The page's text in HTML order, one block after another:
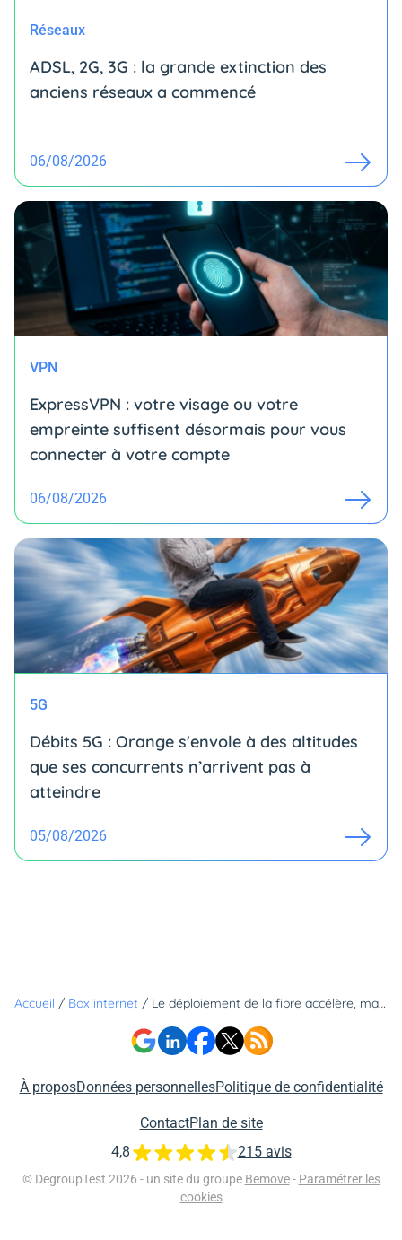
Réseaux
ADSL, 2G, 3G : la grande extinction des
anciens réseaux a commencé
06/08/2026
VPN
ExpressVPN : votre visage ou votre
empreinte suffisent désormais pour vous
connecter à votre compte
06/08/2026
5G
Débits 5G : Orange s'envole à des altitudes
que ses concurrents n’arrivent pas à
atteindre
05/08/2026
Accueil / Box internet / Le déploiement de la fibre accélère, mais patine dans les grandes villes
À proposDonnées personnellesPolitique de confidentialité
ContactPlan de site
© DegroupTest 2026 - un site du groupe Bemove - Paramétrer les
cookies
4,8 215 avis